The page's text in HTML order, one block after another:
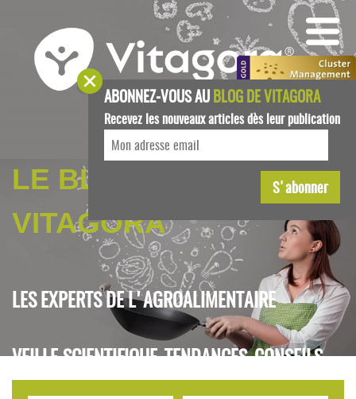
LE BLOG DE
VITAGORA
LES EXPERTS DE L'AGROALIMENTAIRE
VEILLE SCIENTIFIQUE, TENDANCES, CONSEILS
POUR L'INNOVATION AGROALIMENTAIRE
ABONNEZ-VOUS AUBLOG DE VITAGORA
Recevez les nouveaux articles dès leur publication